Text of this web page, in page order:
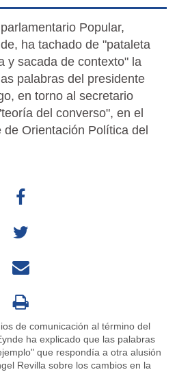
Popular,
ha tachado de "pataleta
y sacada de contexto" la
palabras del presidente
en torno al secretario
del converso", en el
Orientación Política del
de comunicación al término del
ha explicado que las palabras
que respondía a otra alusión
Revilla sobre los cambios en la